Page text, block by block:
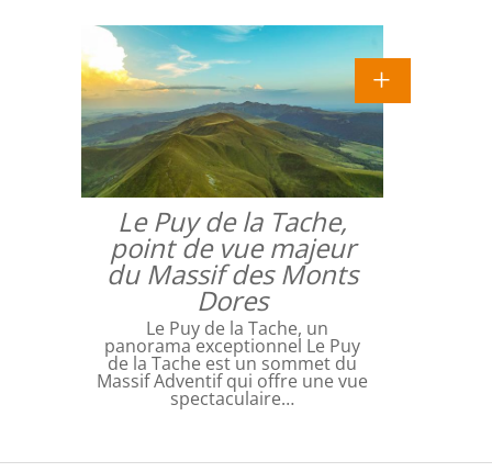
Le Puy de la Tache,
point de vue majeur
du Massif des Monts
Dores
Le Puy de la Tache, un
panorama exceptionnel Le Puy
de la Tache est un sommet du
Massif Adventif qui offre une vue
spectaculaire…